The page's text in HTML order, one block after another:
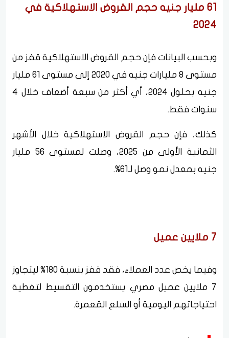
61 مليار جنيه حجم القروض الاستهلاكية في
2024
وبحسب البيانات فإن حجم القروض الاستهلاكية قفز من
مستوى 8 مليارات جنيه في 2020 إلى مستوى 61 مليار
جنيه بحلول 2024، أي أكثر من سبعة أضعاف خلال 4
سنوات فقط.
كذلك، فإن حجم القروض الاستهلاكية خلال الأشهر
الثمانية الأولى من 2025، وصلت لمستوى 56 مليار
جنيه بمعدل نمو وصل لـ61%.
7 ملايين عميل
وفيما يخص عدد العملاء، فقد قفز بنسبة 180% ليتجاوز
7 ملايين عميل مصري يستخدمون التقسيط لتغطية
احتياجاتهم اليومية أو السلع المُعمرة.